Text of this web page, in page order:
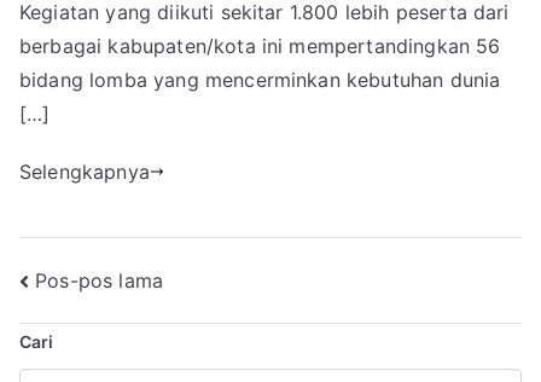
Kegiatan yang diikuti sekitar 1.800 lebih peserta dari
berbagai kabupaten/kota ini mempertandingkan 56
bidang lomba yang mencerminkan kebutuhan dunia
[…]
Selengkapnya
Navigasi
pos
Pos-pos lama
Cari